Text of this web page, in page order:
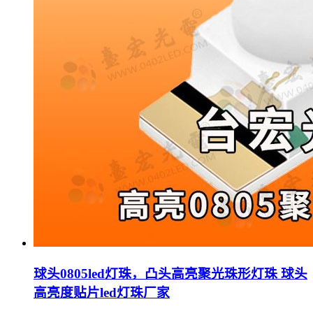
球头0805led灯珠，凸头高亮聚光珠形灯珠 球头
高亮度贴片led灯珠厂家